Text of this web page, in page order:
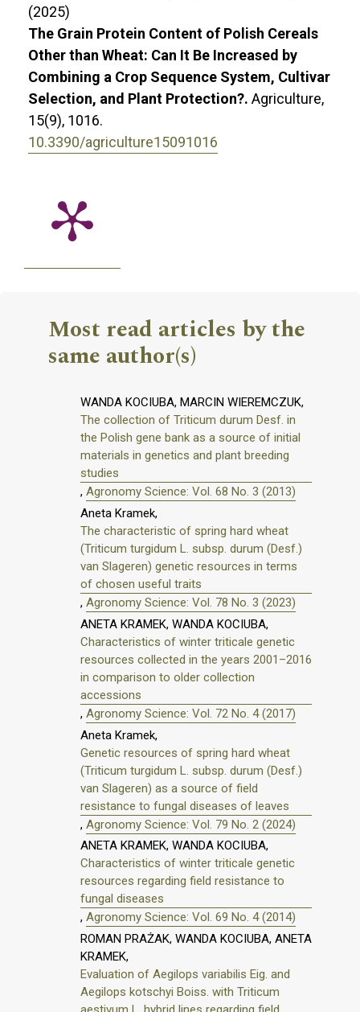
(2025)
The Grain Protein Content of Polish Cereals
Other than Wheat: Can It Be Increased by
Combining a Crop Sequence System, Cultivar
Selection, and Plant Protection?. Agriculture,
15(9), 1016.
10.3390/agriculture15091016
Most read articles by the
same author(s)
WANDA KOCIUBA, MARCIN WIEREMCZUK,
The collection of Triticum durum Desf. in
the Polish gene bank as a source of initial
materials in genetics and plant breeding
studies
, Agronomy Science: Vol. 68 No. 3 (2013)
Aneta Kramek,
The characteristic of spring hard wheat
(Triticum turgidum L. subsp. durum (Desf.)
van Slageren) genetic resources in terms
of chosen useful traits
, Agronomy Science: Vol. 78 No. 3 (2023)
ANETA KRAMEK, WANDA KOCIUBA,
Characteristics of winter triticale genetic
resources collected in the years 2001–2016
in comparison to older collection
accessions
, Agronomy Science: Vol. 72 No. 4 (2017)
Aneta Kramek,
Genetic resources of spring hard wheat
(Triticum turgidum L. subsp. durum (Desf.)
van Slageren) as a source of field
resistance to fungal diseases of leaves
, Agronomy Science: Vol. 79 No. 2 (2024)
ANETA KRAMEK, WANDA KOCIUBA,
Characteristics of winter triticale genetic
resources regarding field resistance to
fungal diseases
, Agronomy Science: Vol. 69 No. 4 (2014)
ROMAN PRAŻAK, WANDA KOCIUBA, ANETA
KRAMEK,
Evaluation of Aegilops variabilis Eig. and
Aegilops kotschyi Boiss. with Triticum